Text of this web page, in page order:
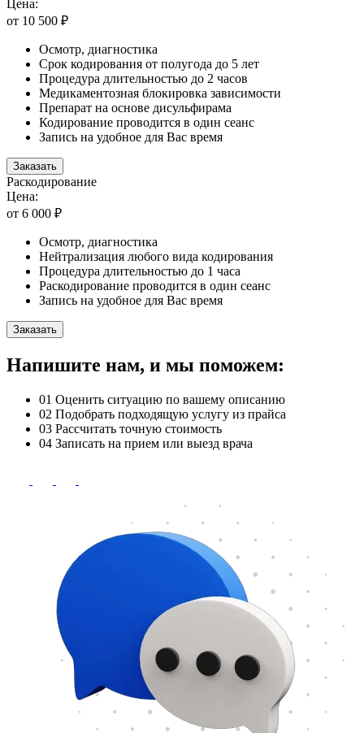
Цена:
от 10 500 ₽
Осмотр, диагностика
Срок кодирования от полугода до 5 лет
Процедура длительностью до 2 часов
Медикаментозная блокировка зависимости
Препарат на основе дисульфирама
Кодирование проводится в один сеанс
Запись на удобное для Вас время
Заказать
Раскодирование
Цена:
от 6 000 ₽
Осмотр, диагностика
Нейтрализация любого вида кодирования
Процедура длительностью до 1 часа
Раскодирование проводится в один сеанс
Запись на удобное для Вас время
Заказать
Напишите нам, и мы поможем:
01 Оценить ситуацию по вашему описанию
02 Подобрать подходящую услугу из прайса
03 Рассчитать точную стоимость
04 Записать на прием или выезд врача